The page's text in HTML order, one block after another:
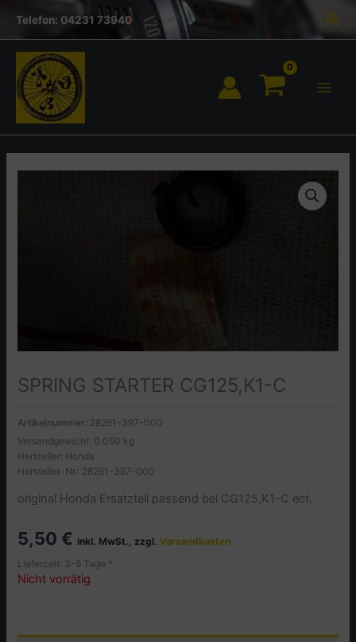
springen
Inhalt
Telefon: 04231 73940
SPRING STARTER CG125,K1-C
Artikelnummer: 28261-397-000
Versandgewicht: 0.050 kg
Hersteller: Honda
Hersteller-Nr.: 28261-397-000
original Honda Ersatzteil passend bei CG125,K1-C ect.
5,50 € inkl. MwSt., zzgl.Versandkosten
Lieferzeit: 3-5 Tage *
Nicht vorrätig